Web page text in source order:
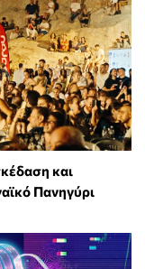
και
Πανηγύρι